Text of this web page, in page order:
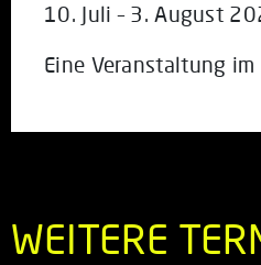
10. Juli – 3. August
Eine Veranstaltung im
WEITERE